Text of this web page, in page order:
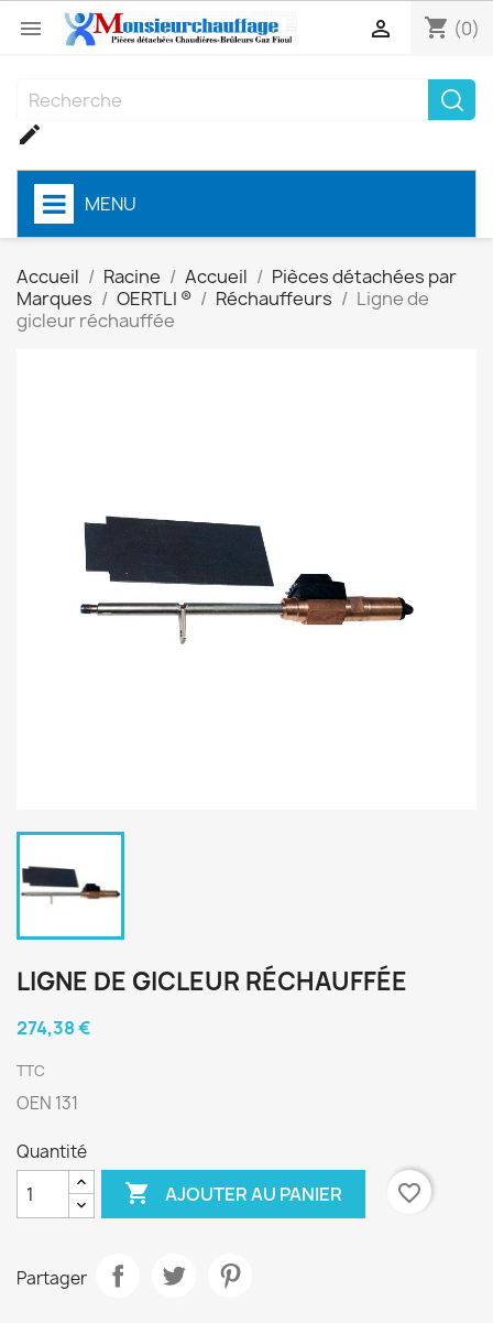
 shopping_cart (0)


MENU
Accueil Racine Accueil
Pièces détachées par
Marques
OERTLI ® Réchauffeurs
Ligne de
gicleur réchauffée
LIGNE DE GICLEUR RÉCHAUFFÉE
274,38 €
TTC
OEN 131
Quantité
 AJOUTER AU PANIER favorite_border
Partager